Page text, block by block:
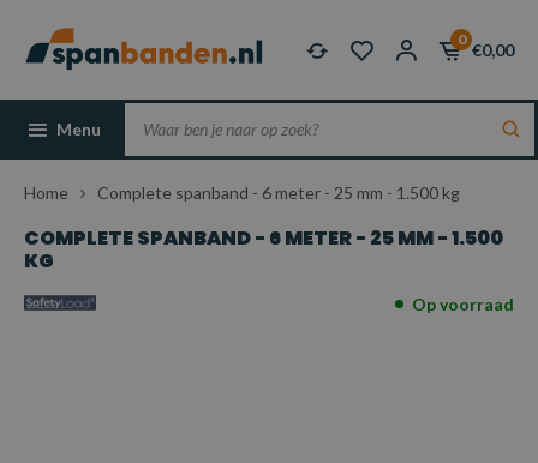
0
€0,00
Menu
Home Complete spanband - 6 meter - 25 mm - 1.500 kg
COMPLETE SPANBAND - 6 METER - 25 MM - 1.500
KG
Op voorraad